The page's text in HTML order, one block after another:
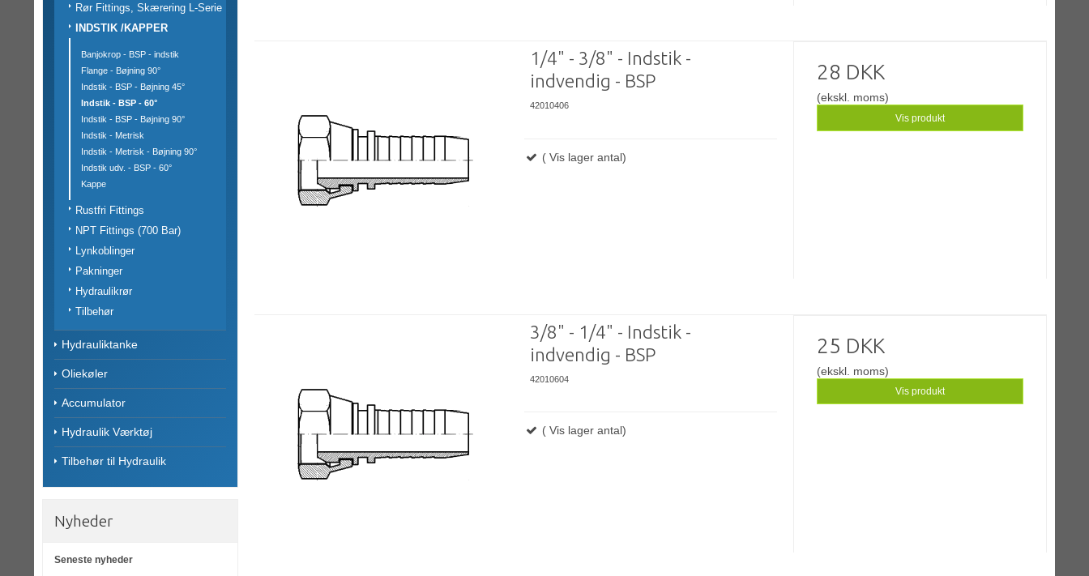
Rør Fittings, Skærering L-Serie
INDSTIK /KAPPER
Banjokrop - BSP - indstik
Flange - Bøjning 90°
Indstik - BSP - Bøjning 45°
Indstik - BSP - 60°
Indstik - BSP - Bøjning 90°
Indstik - Metrisk
Indstik - Metrisk - Bøjning 90°
Indstik udv. - BSP - 60°
Kappe
Rustfri Fittings
NPT Fittings (700 Bar)
Lynkoblinger
Pakninger
Hydraulikrør
Tilbehør
Hydrauliktanke
Oliekøler
Accumulator
Hydraulik Værktøj
Tilbehør til Hydraulik
Nyheder
Seneste nyheder
1/4" - 3/8" - Indstik -
indvendig - BSP
42010406
( Vis lager antal)
28 DKK
(ekskl. moms)
Vis produkt
3/8" - 1/4" - Indstik -
indvendig - BSP
42010604
( Vis lager antal)
25 DKK
(ekskl. moms)
Vis produkt